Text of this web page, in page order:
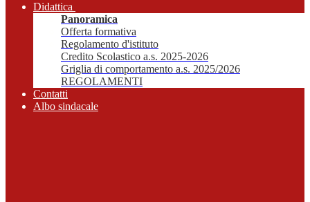
Didattica
Panoramica
Offerta formativa
Regolamento d'istituto
Credito Scolastico a.s. 2025-2026
Griglia di comportamento a.s. 2025/2026
REGOLAMENTI
Contatti
Albo sindacale